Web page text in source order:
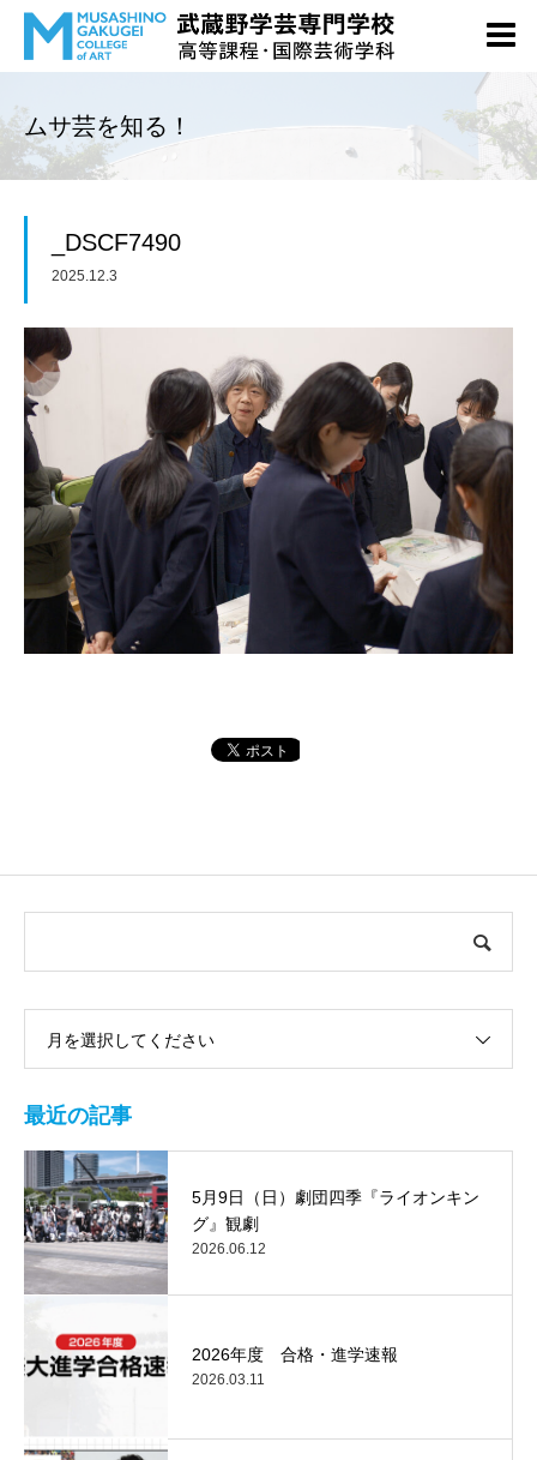
ムサ芸を知る！
_DSCF7490
2025.12.3
月を選択してください
最近の記事
5月9日（日）劇団四季『ライオンキン
グ』観劇
2026.06.12
2026年度 合格・進学速報
2026.03.11